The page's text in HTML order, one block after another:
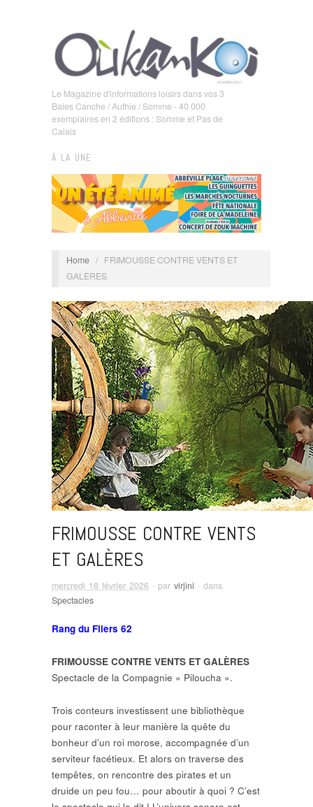
Le Magazine d'informations loisirs dans vos 3
Baies Canche / Authie / Somme - 40 000
exemplaires en 2 éditions : Somme et Pas de
Calais
À LA UNE
Home / FRIMOUSSE CONTRE VENTS ET
GALÈRES
FRIMOUSSE CONTRE VENTS
ET GALÈRES
mercredi 18 février 2026 · par virjini · dans
Spectacles
Rang du Fliers 62
FRIMOUSSE CONTRE VENTS ET GALÈRES
Spectacle de la Compagnie « Piloucha ».
Trois conteurs investissent une bibliothèque
pour raconter à leur manière la quête du
bonheur d’un roi morose, accompagnée d’un
serviteur facétieux. Et alors on traverse des
tempêtes, on rencontre des pirates et un
druide un peu fou… pour aboutir à quoi ? C’est